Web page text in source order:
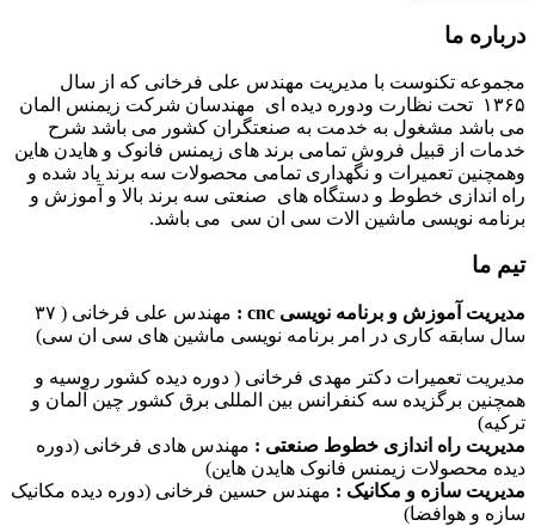
درباره ما
مجموعه تکنوست با مدیریت مهندس علی فرخانی که از سال
۱۳۶۵ تحت نظارت ودوره دیده ای مهندسان شرکت زیمنس المان
می باشد مشغول به خدمت به صنعتگران کشور می باشد شرح
خدمات از قبیل فروش تمامی برند های زیمنس فانوک و هایدن هاین
وهمچنین تعمیرات و نگهداری تمامی محصولات سه برند یاد شده و
راه اندازی خطوط و دستگاه های صنعتی سه برند بالا و آموزش و
برنامه نویسی ماشین الات سی ان سی می باشد.
تیم ما
مدیریت آموزش و برنامه نویسی cnc :
مهندس علی فرخانی ( ۳۷
سال سابقه کاری در امر برنامه نویسی ماشین های سی ان سی)
مدیریت تعمیرات دکتر مهدی فرخانی ( دوره دیده کشور روسیه و
همچنین برگزیده سه کنفرانس بین المللی برق کشور چین آلمان و
ترکیه)
مدیریت راه اندازی خطوط صنعتی : مهندس هادی فرخانی (دوره
دیده محصولات زیمنس فانوک هایدن هاین)
مدیریت سازه و مکانیک : مهندس حسین فرخانی (دوره دیده مکانیک
سازه و هوافضا)